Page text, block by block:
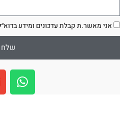
אני מאשר.ת קבלת עדכונים ומידע בדוא״ל
שלח
W
h
a